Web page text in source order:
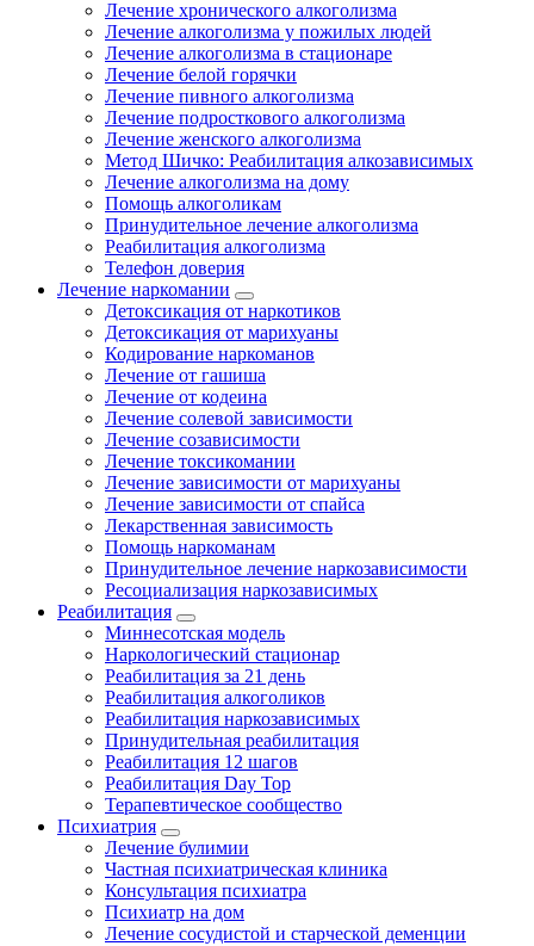
Лечение хронического алкоголизма
Лечение алкоголизма у пожилых людей
Лечение алкоголизма в стационаре
Лечение белой горячки
Лечение пивного алкоголизма
Лечение подросткового алкоголизма
Лечение женского алкоголизма
Метод Шичко: Реабилитация алкозависимых
Лечение алкоголизма на дому
Помощь алкоголикам
Принудительное лечение алкоголизма
Реабилитация алкоголизма
Телефон доверия
Лечение наркомании
Детоксикация от наркотиков
Детоксикация от марихуаны
Кодирование наркоманов
Лечение от гашиша
Лечение от кодеина
Лечение солевой зависимости
Лечение созависимости
Лечение токсикомании
Лечение зависимости от марихуаны
Лечение зависимости от спайса
Лекарственная зависимость
Помощь наркоманам
Принудительное лечение наркозависимости
Ресоциализация наркозависимых
Реабилитация
Миннесотская модель
Наркологический стационар
Реабилитация за 21 день
Реабилитация алкоголиков
Реабилитация наркозависимых
Принудительная реабилитация
Реабилитация 12 шагов
Реабилитация Day Top
Терапевтическое сообщество
Психиатрия
Лечение булимии
Частная психиатрическая клиника
Консультация психиатра
Психиатр на дом
Лечение сосудистой и старческой деменции